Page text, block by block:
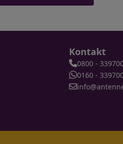
Kontakt
0800 -
0160 -